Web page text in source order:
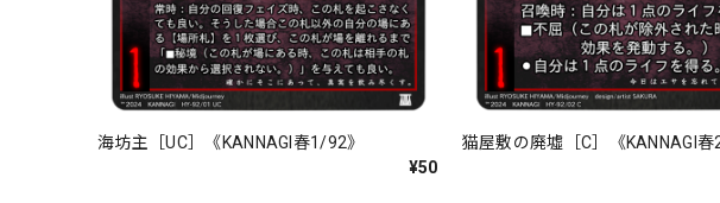
海坊主［UC］《KANNAGI春1/92》
¥50
猫屋敷の廃墟［C］《KANNAGI